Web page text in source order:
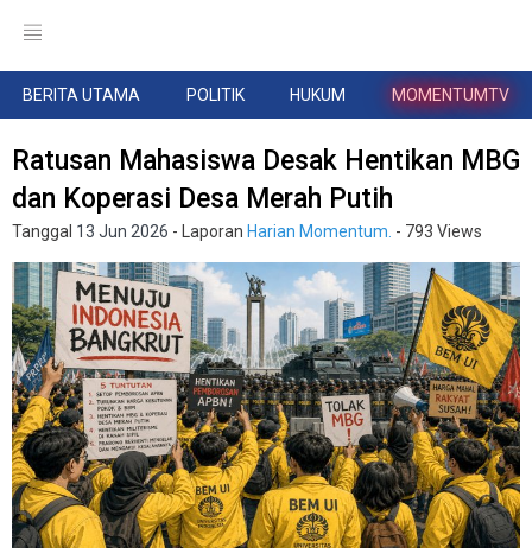
BERITA UTAMA POLITIK HUKUM MOMENTUMTV
Ratusan Mahasiswa Desak Hentikan MBG
dan Koperasi Desa Merah Putih
Tanggal 13 Jun 2026 - Laporan Harian Momentum. - 793 Views